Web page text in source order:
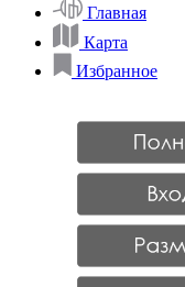
Главная
Карта
Избранное